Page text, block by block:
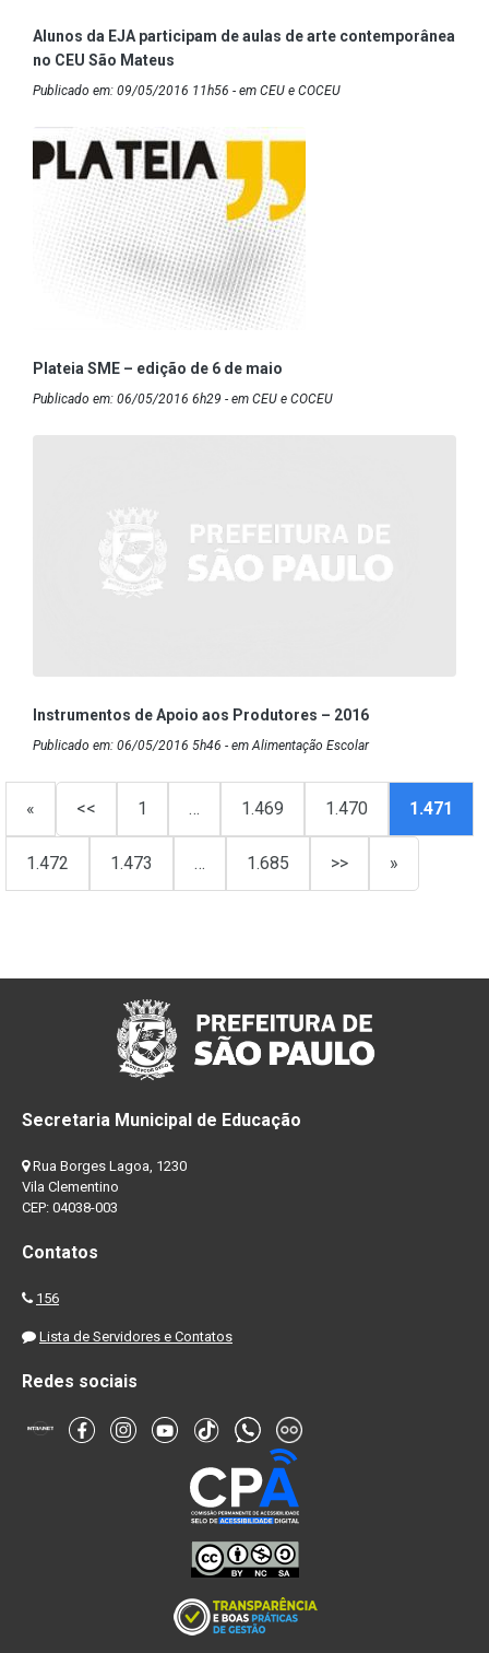
Alunos da EJA participam de aulas de arte contemporânea
no CEU São Mateus
Publicado em: 09/05/2016 11h56 - em CEU e COCEU
Plateia SME – edição de 6 de maio
Publicado em: 06/05/2016 6h29 - em CEU e COCEU
Instrumentos de Apoio aos Produtores – 2016
Publicado em: 06/05/2016 5h46 - em Alimentação Escolar
« << 1 … 1.469 1.470 1.471
1.472 1.473 … 1.685 >> »
Secretaria Municipal de Educação
Rua Borges Lagoa, 1230
Vila Clementino
CEP: 04038-003
Contatos
156
Lista de Servidores e Contatos
Redes sociais